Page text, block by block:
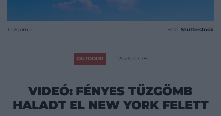
Tűzgömb Fotó: Shutterstock
OUTDOOR 2024-07-19
VIDEÓ: FÉNYES TŰZGÖMB
HALADT EL NEW YORK FELETT